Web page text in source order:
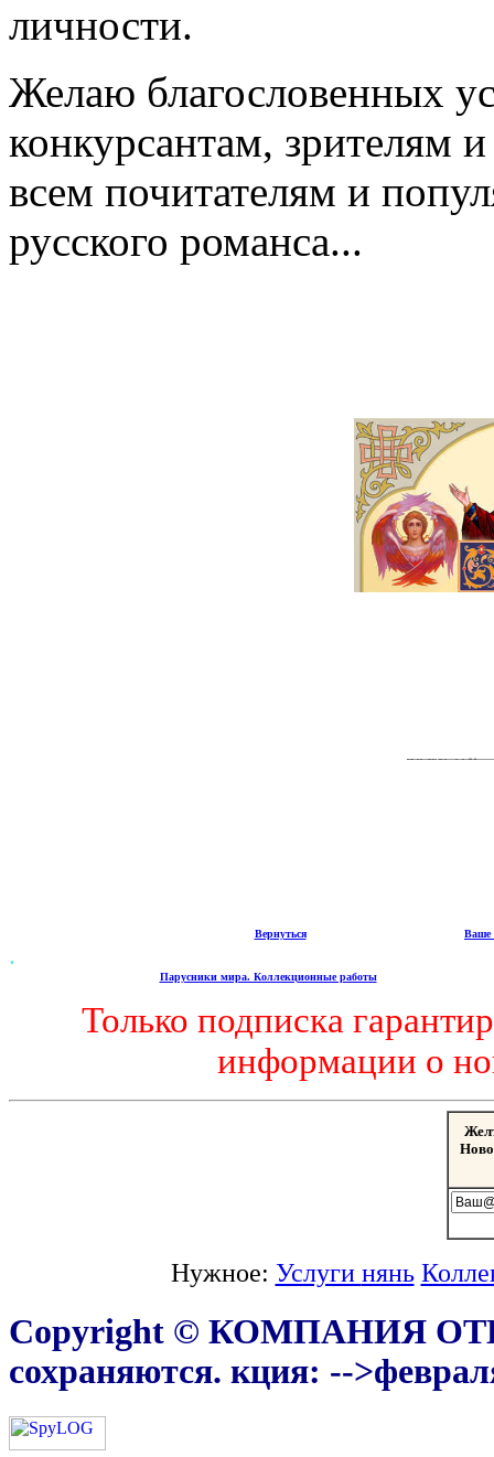
личности.
Желаю благословенных
конкурсантам, зрителям
всем почитателям и
русского романса...
Вернуться Ваше
.
Парусники мира. Коллекционные работы
Только подписка
информации о
Нужное: Услуги нянь
Copyright © КОМПАНИЯ
сохраняются. кция: --